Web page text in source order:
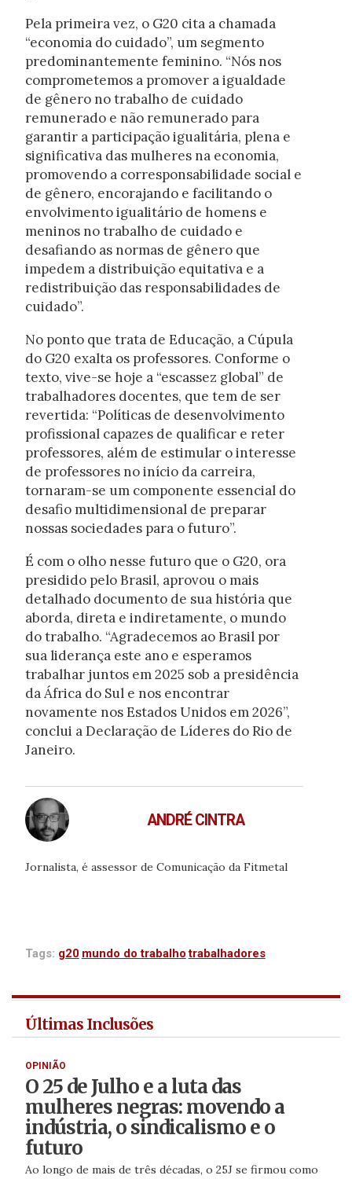
Pela primeira vez, o G20 cita a chamada
“economia do cuidado”, um segmento
predominantemente feminino. “Nós nos
comprometemos a promover a igualdade
de gênero no trabalho de cuidado
remunerado e não remunerado para
garantir a participação igualitária, plena e
significativa das mulheres na economia,
promovendo a corresponsabilidade social e
de gênero, encorajando e facilitando o
envolvimento igualitário de homens e
meninos no trabalho de cuidado e
desafiando as normas de gênero que
impedem a distribuição equitativa e a
redistribuição das responsabilidades de
cuidado”.
No ponto que trata de Educação, a Cúpula
do G20 exalta os professores. Conforme o
texto, vive-se hoje a “escassez global” de
trabalhadores docentes, que tem de ser
revertida: “Políticas de desenvolvimento
profissional capazes de qualificar e reter
professores, além de estimular o interesse
de professores no início da carreira,
tornaram-se um componente essencial do
desafio multidimensional de preparar
nossas sociedades para o futuro”.
É com o olho nesse futuro que o G20, ora
presidido pelo Brasil, aprovou o mais
detalhado documento de sua história que
aborda, direta e indiretamente, o mundo
do trabalho. “Agradecemos ao Brasil por
sua liderança este ano e esperamos
trabalhar juntos em 2025 sob a presidência
da África do Sul e nos encontrar
novamente nos Estados Unidos em 2026”,
conclui a Declaração de Líderes do Rio de
Janeiro.
ANDRÉ CINTRA
Jornalista, é assessor de Comunicação da Fitmetal
Tags: g20 mundo do trabalho trabalhadores
Últimas Inclusões
OPINIÃO
O 25 de Julho e a luta das
mulheres negras: movendo a
indústria, o sindicalismo e o
futuro
Ao longo de mais de três décadas, o 25J se firmou como